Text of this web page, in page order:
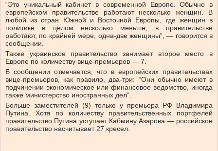
“Это уникальный кабинет в современной Европе. Обычно в
европейском правительстве работают несколько женщин. В
любой из стран Южной и Восточной Европы, где женщин в
политике в целом несколько меньше, в правительстве
работают, по крайней мере, одна-две женщины”, — говорится в
сообщении.
Также украинское правительство занимает второе место в
Европе по количеству вице-премьеров — 7.
В сообщении отмечается, что в европейских правительствах
вице-премьеров, как правило, два-три: “Они обычно имеют в
подчинении экономическое или финансовое ведомство, иногда
также министерство иностранных дел”.
Больше заместителей (9) только у премьера РФ Владимира
Путина. Хотя по количеству правительственных портфелей
правительство Путина уступает Кабмину Азарова — российское
правительство насчитывает 27 кресел.